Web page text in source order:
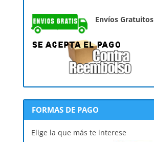
Envíos Gratuitos
FORMAS DE PAGO
Elige la que más te interese